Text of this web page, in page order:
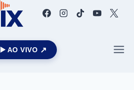
▶️ AO VIVO